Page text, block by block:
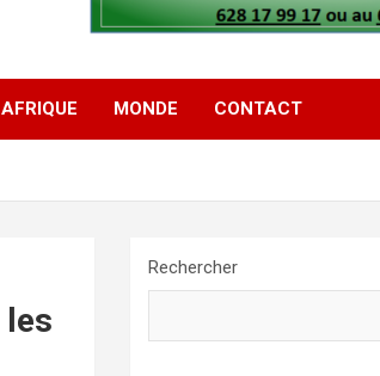
AFRIQUE MONDE CONTACT
Rechercher